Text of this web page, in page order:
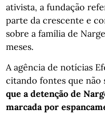
ativista, a fundação
parte da crescente e
sobre a família de
meses.
A agência de notícias
citando fontes que não
que a detenção de
marcada por